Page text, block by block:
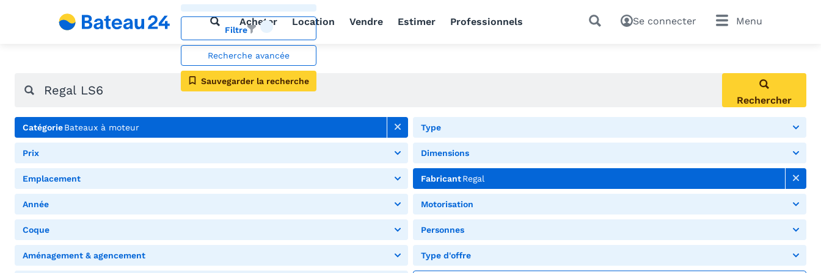
Acheter Location Vendre Estimer Professionnels Se connecter Menu
Filtre
Recherche avancée
Sauvegarder la recherche
Rechercher
CatégorieBateaux à moteur Type
Prix Dimensions
Emplacement FabricantRegal
Année Motorisation
Coque Personnes
Aménagement & agencement Type d'offre